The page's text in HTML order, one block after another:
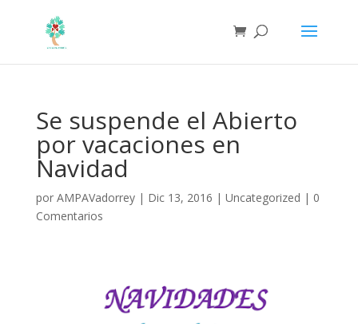
Se suspende el Abierto
por vacaciones en
Navidad
por AMPAVadorrey| Dic 13, 2016 | Uncategorized | 0
Comentarios